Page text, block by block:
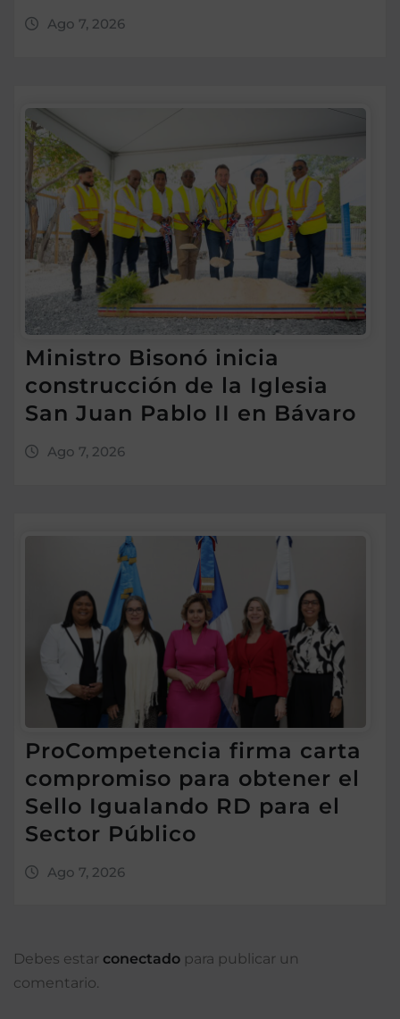
Ago 7, 2026
Ministro Bisonó inicia
construcción de la Iglesia
San Juan Pablo II en Bávaro
Ago 7, 2026
ProCompetencia firma carta
compromiso para obtener el
Sello Igualando RD para el
Sector Público
Ago 7, 2026
Debes estar conectado para publicar un
comentario.